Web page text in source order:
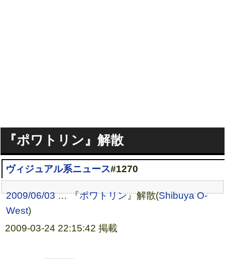
『ポワトリン』解散
ヴィジュアル系ニュース#1270
2009/06/03… 『ポワトリン』解散(Shibuya O-
West)
2009-03-24 22:15:42 掲載